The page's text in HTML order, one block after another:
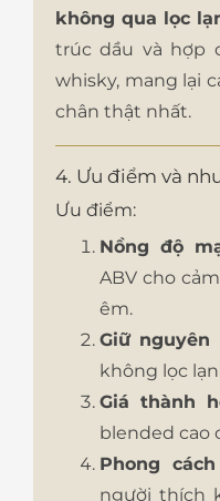
không qua lọc
trúc dầu và hợp
whisky, mang lại
chân thật nhất.
4. Ưu điểm và
Ưu điểm:
Nồng độ
ABV cho
êm.
Giữ
không lọc
Giá thành
blended cao
Phong
người thích